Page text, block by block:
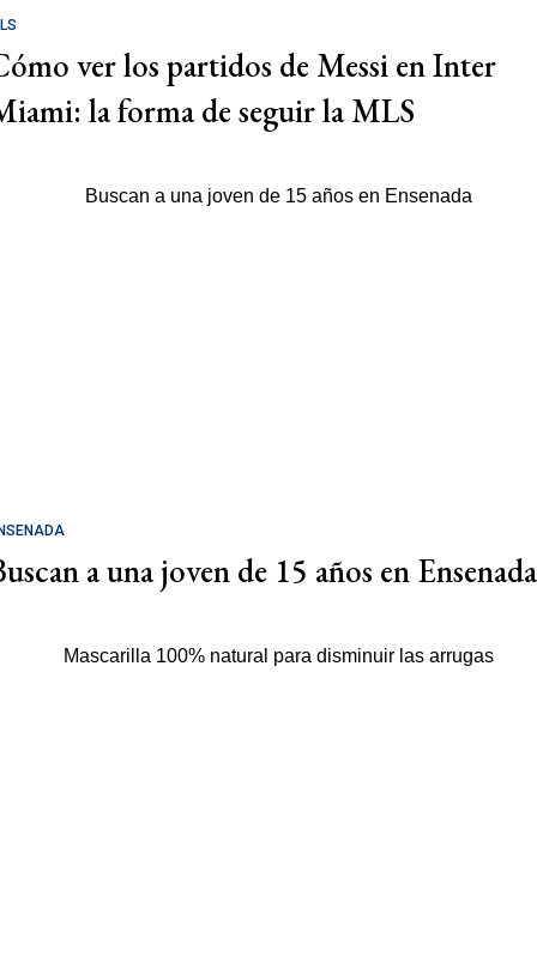
ver los partidos de Messi en Inter
la forma de seguir la MLS
a una joven de 15 años en Ensenada